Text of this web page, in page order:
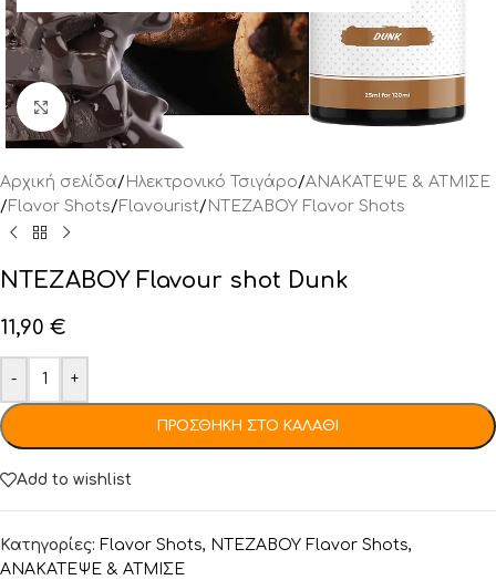
Click to enlarge
Αρχική σελίδα/ Ηλεκτρονικό Τσιγάρο/ΑΝΑΚΑΤΕΨΕ & ΑΤΜΙΣΕ
/Flavor Shots/Flavourist/ NTEZABOY Flavor Shots
NTEZABOY Flavour shot Dunk
11,90 €
- +
ΠΡΟΣΘΉΚΗ ΣΤΟ ΚΑΛΆΘΙ
Add to wishlist
Κατηγορίες: Flavor Shots, NTEZABOY Flavor Shots,
ΑΝΑΚΑΤΕΨΕ & ΑΤΜΙΣΕ